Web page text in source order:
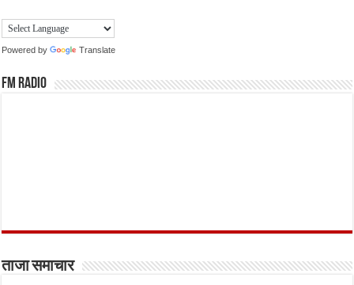
Powered by Translate
FM Radio
ताजा समाचार